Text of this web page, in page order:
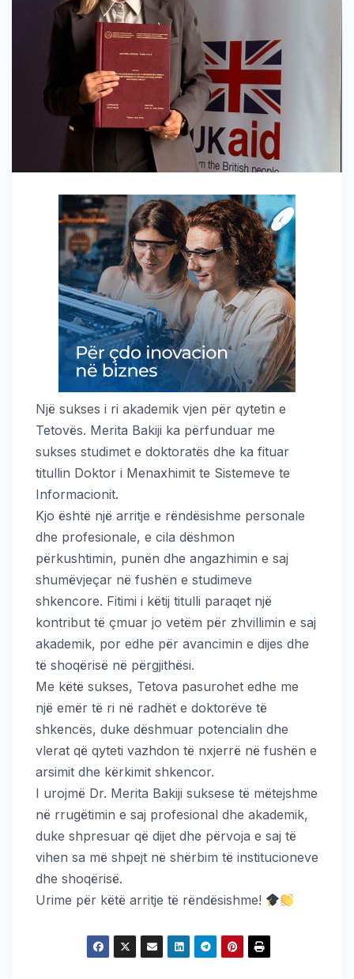
Një sukses i ri akademik vjen për qytetin e
Tetovës. Merita Bakiji ka përfunduar me
sukses studimet e doktoratës dhe ka fituar
titullin Doktor i Menaxhimit te Sistemeve te
Informacionit.
Kjo është një arritje e rëndësishme personale
dhe profesionale, e cila dëshmon
përkushtimin, punën dhe angazhimin e saj
shumëvjeçar në fushën e studimeve
shkencore. Fitimi i këtij titulli paraqet një
kontribut të çmuar jo vetëm për zhvillimin e saj
akademik, por edhe për avancimin e dijes dhe
të shoqërisë në përgjithësi.
Me këtë sukses, Tetova pasurohet edhe me
një emër të ri në radhët e doktorëve të
shkencës, duke dëshmuar potencialin dhe
vlerat që qyteti vazhdon të nxjerrë në fushën e
arsimit dhe kërkimit shkencor.
I urojmë Dr. Merita Bakiji suksese të mëtejshme
në rrugëtimin e saj profesional dhe akademik,
duke shpresuar që dijet dhe përvoja e saj të
vihen sa më shpejt në shërbim të institucioneve
dhe shoqërisë.
Urime për këtë arritje të rëndësishme!